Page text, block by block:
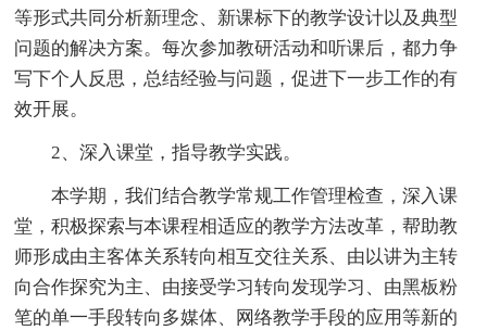
等形式共同分析新理念、新课标下的教学设计以及典型
问题的解决方案。每次参加教研活动和听课后，都力争
写下个人反思，总结经验与问题，促进下一步工作的有
效开展。
2、深入课堂，指导教学实践。
本学期，我们结合教学常规工作管理检查，深入课
堂，积极探索与本课程相适应的教学方法改革，帮助教
师形成由主客体关系转向相互交往关系、由以讲为主转
向合作探究为主、由接受学习转向发现学习、由黑板粉
笔的单一手段转向多媒体、网络教学手段的应用等新的